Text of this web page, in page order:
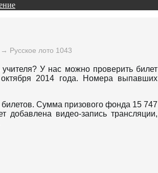
→ Русское лото 1043
У нас можно проверить билет
2014 года. Номера выпавших
Сумма призового фонда 15 747
видео-запись трансляции,